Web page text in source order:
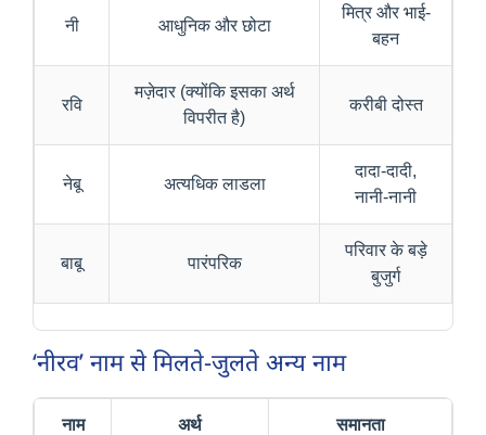
नी आधुनिक और छोटा
मित्र और भाई-
बहन
रवि
मज़ेदार (क्योंकि इसका अर्थ
विपरीत है)
करीबी दोस्त
नेबू अत्यधिक लाडला
दादा-दादी,
नानी-नानी
बाबू पारंपरिक
परिवार के बड़े
बुजुर्ग
‘नीरव’ नाम से मिलते-जुलते अन्य नाम
नाम अर्थ समानता